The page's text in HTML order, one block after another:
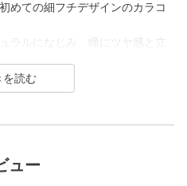
めての細フチデザインのカラコ
ラルになじみ、瞳にツヤ感と立
ラウンです。
サイズ”の、大きすぎず小さすぎ
ュー